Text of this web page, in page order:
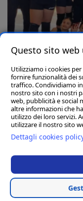
Vai al sito
Recon S.r.l. - P.I./
10,000 I.v. -
Questo sito
Utilizziamo i cookies
fornire funzionalità dei
traffico. Condividiamo
nostro sito con i nostri
web, pubblicità e social
altre informazioni che
utilizzo dei loro servizi.
utilizzare il nostro sito
Dettagli cookies